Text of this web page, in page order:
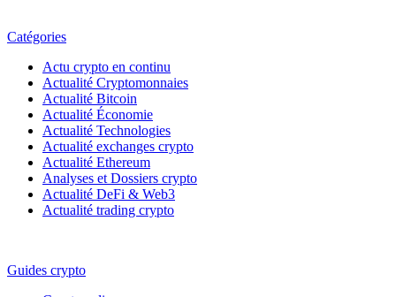
Catégories
Actu crypto en continu
Actualité Cryptomonnaies
Actualité Bitcoin
Actualité Économie
Actualité Technologies
Actualité exchanges crypto
Actualité Ethereum
Analyses et Dossiers crypto
Actualité DeFi & Web3
Actualité trading crypto
Guides crypto